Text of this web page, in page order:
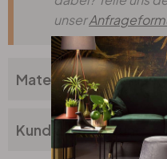
unser
Materialbeschreibung
Kundenbewertung